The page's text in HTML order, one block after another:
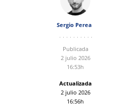
Sergio Perea
Publicada
2 julio 2026
16:53h
Actualizada
2 julio 2026
16:56h